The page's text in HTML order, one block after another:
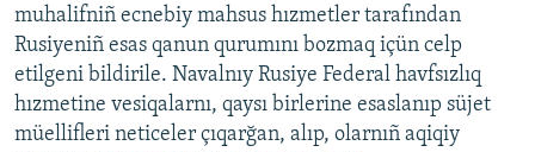
muhalifniñ ecnebiy mahsus hızmetler tarafından
Rusiyeniñ esas qanun qurumını bozmaq içün celp
etilgeni bildirile. Navalnıy Rusiye Federal havfsızlıq
hızmetine vesiqalarnı, qaysı birlerine esaslanıp süjet
müellifleri neticeler çıqarğan, alıp, olarnıñ aqiqiy